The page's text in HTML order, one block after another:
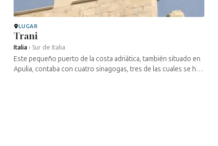
LUGAR
Trani
Italia › Sur de Italia
Este pequeño puerto de la costa adriática, también situado en
Apulia, contaba con cuatro sinagogas, tres de las cuales se han